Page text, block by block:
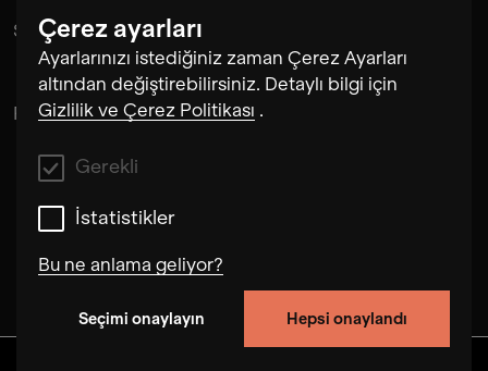
Çerez ayarları
Ayarlarınızı istediğiniz zaman Çerez Ayarları
altından değiştirebilirsiniz. Detaylı bilgi için
Gizlilik ve Çerez Politikası .
Gerekli
İstatistikler
Bu ne anlama geliyor?
Seçimi onaylayın Hepsi onaylandı
Suramnath
Pintu Padihar